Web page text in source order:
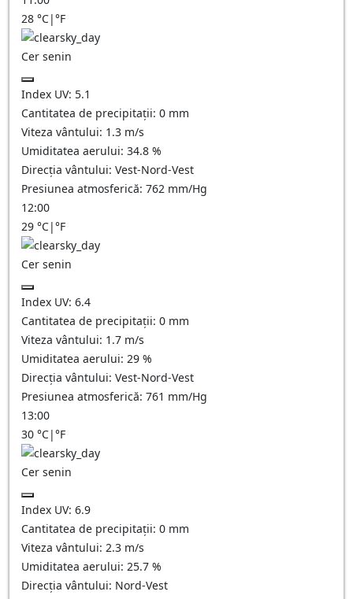
28 °C|°F
Cer senin
Index UV: 5.1
Cantitatea de precipitații: 0 mm
Viteza vântului: 1.3 m/s
Umiditatea aerului: 34.8 %
Direcția vântului: Vest-Nord-Vest
Presiunea atmosferică: 762 mm/Hg
12:00
29 °C|°F
Cer senin
Index UV: 6.4
Cantitatea de precipitații: 0 mm
Viteza vântului: 1.7 m/s
Umiditatea aerului: 29 %
Direcția vântului: Vest-Nord-Vest
Presiunea atmosferică: 761 mm/Hg
13:00
30 °C|°F
Cer senin
Index UV: 6.9
Cantitatea de precipitații: 0 mm
Viteza vântului: 2.3 m/s
Umiditatea aerului: 25.7 %
Direcția vântului: Nord-Vest